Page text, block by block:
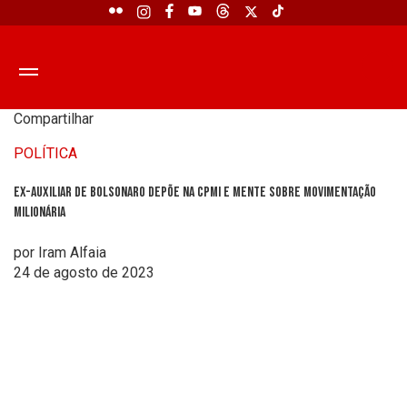
Compartilhar
POLÍTICA
Ex-auxiliar de Bolsonaro depõe na CPMI e mente sobre movimentação
milionária
por Iram Alfaia
24 de agosto de 2023